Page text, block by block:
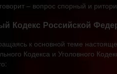
– вопрос спорный и
Кодекс Российской
к основной теме
Кодекса и Уголовного